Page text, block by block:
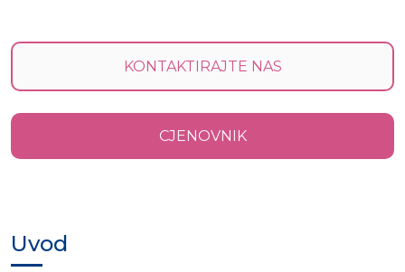
KONTAKTIRAJTE NAS
CJENOVNIK
Uvod